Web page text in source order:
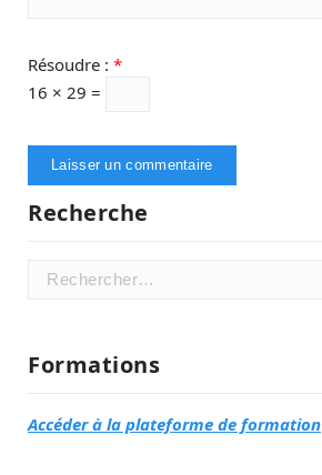
Résoudre : *
16 × 29 =
Recherche
Rechercher :
Formations
Accéder à la plateforme de formation